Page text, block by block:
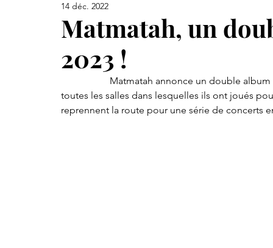
Matmatah, un
2023 !
14 déc. 2022
toutes les salles dans lesquelles ils ont joués
reprennent la route pour une série de concerts